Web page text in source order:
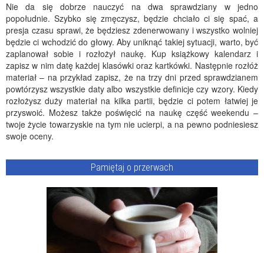
Nie da się dobrze nauczyć na dwa sprawdziany w jedno
popołudnie. Szybko się zmęczysz, będzie chciało ci się spać, a
presja czasu sprawi, że będziesz zdenerwowany i wszystko wolniej
będzie ci wchodzić do głowy. Aby uniknąć takiej sytuacji, warto, być
zaplanował sobie i rozłożył naukę. Kup książkowy kalendarz i
zapisz w nim datę każdej klasówki oraz kartkówki. Następnie rozłóż
materiał – na przykład zapisz, że na trzy dni przed sprawdzianem
powtórzysz wszystkie daty albo wszystkie definicje czy wzory. Kiedy
rozłożysz duży materiał na kilka partii, będzie ci potem łatwiej je
przyswoić. Możesz także poświęcić na naukę część weekendu –
twoje życie towarzyskie na tym nie ucierpi, a na pewno podniesiesz
swoje oceny.
Pamiętaj o przerwach